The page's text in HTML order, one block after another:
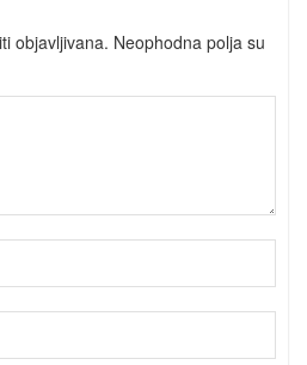
objavljivana. Neophodna polja su